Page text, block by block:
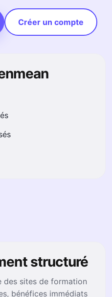
Créer un compte
structuré
des sites de formation
bénéfices immédiats